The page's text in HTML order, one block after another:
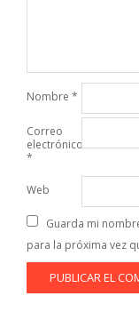
Nombre *
Correo
electrónico
*
Web
Guarda mi
para la próxima vez